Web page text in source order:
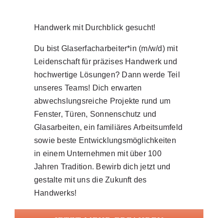
Fensterbau
ACCOYA Holz Fenster
Handwerk mit Durchblick gesucht!
Du bist Glaserfacharbeiter*in (m/w/d) mit
Leidenschaft für präzises Handwerk und
hochwertige Lösungen? Dann werde Teil
unseres Teams! Dich erwarten
abwechslungsreiche Projekte rund um
Fenster, Türen, Sonnenschutz und
Glasarbeiten, ein familiäres Arbeitsumfeld
sowie beste Entwicklungsmöglichkeiten
in einem Unternehmen mit über 100
Jahren Tradition. Bewirb dich jetzt und
gestalte mit uns die Zukunft des
Handwerks!